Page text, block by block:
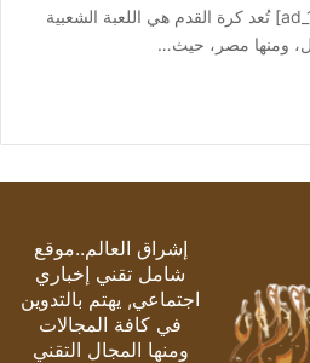
من صحيفة اشراق العالم 24:[ad_1] تُعد كرة القدم هي اللعبة الشعبية
ومنها مصر، حيث…
إشراق العالم..موقع
شامل تقني إخباري
اجتماعي, يهتم بالتدوين
في كافة المجالات
ومنها المجال التقني